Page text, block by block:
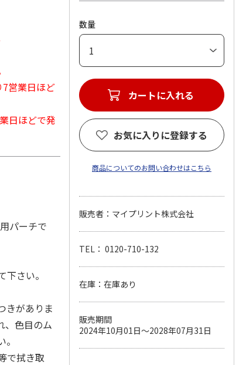
営業日ほど
日ほどで発
パーチで
さい。
きがありま
、色目のム
で拭き取
数量
カートに入れる
お気に入りに登録する
商品についてのお問い合わせはこちら
販売者：マイプリント株式会社
TEL： 0120-710-132
在庫：在庫あり
販売期間
2024年10月01日～2028年07月31日